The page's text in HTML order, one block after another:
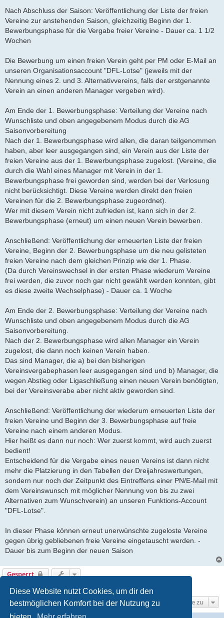
Diese Website nutzt Cookies, um dir den
bestmöglichen Komfort bei der Nutzung zu
Nach Abschluss der Saison: Veröffentlichung der Liste der freien
Vereine zur anstehenden Saison, gleichzeitig Beginn der 1.
Bewerbungsphase für die Vergabe freier Vereine - Dauer ca. 1 1/2
Wochen
Die Bewerbung um einen freien Verein geht per PM oder E-Mail an
unseren Organisationsaccount "DFL-Lotse" (jeweils mit der
Nennung eines 2. und 3. Alternativvereins, falls der erstgenannte
Verein an einen anderen Manager vergeben wird).
Am Ende der 1. Bewerbungsphase: Verteilung der Vereine nach
Wunschliste und oben angegebenem Modus durch die AG
Saisonvorbereitung
Nach der 1. Bewerbungsphase wird allen, die daran teilgenommen
haben, aber leer ausgegangen sind, ein Verein aus der Liste der
freien Vereine aus der 1. Bewerbungsphase zugelost. (Vereine, die
durch die Wahl eines Manager mit Verein in der 1.
Bewerbungsphase frei geworden sind, werden bei der Verlosung
nicht berücksichtigt. Diese Vereine werden direkt den freien
Vereinen für die 2. Bewerbungsphase zugeordnet).
Wer mit diesem Verein nicht zufrieden ist, kann sich in der 2.
Bewerbungsphase (erneut) um einen neuen Verein bewerben.
Anschließend: Veröffentlichung der erneuerten Liste der freien
Vereine, Beginn der 2. Bewerbungsphase um die neu gelisteten
freien Vereine nach dem gleichen Prinzip wie der 1. Phase.
(Da durch Vereinswechsel in der ersten Phase wiederum Vereine
frei werden, die zuvor noch gar nicht gewählt werden konnten, gibt
es diese zweite Wechselphase) - Dauer ca. 1 Woche
Am Ende der 2. Bewerbungsphase: Verteilung der Vereine nach
Wunschliste und oben angegebenem Modus durch die AG
Saisonvorbereitung.
Nach der 2. Bewerbungsphase wird allen Manager ein Verein
zugelost, die dann noch keinen Verein haben.
Das sind Manager, die a) bei den bisherigen
Vereinsvergabephasen leer ausgegangen sind und b) Manager, die
wegen Abstieg oder Ligaschließung einen neuen Verein benötigten,
bei der Vereinsverabe aber nicht aktiv geworden sind.
Anschließend: Veröffentlichung der wiederum erneuerten Liste der
freien Vereine und Beginn der 3. Bewerbungsphase auf freie
Vereine nach einem anderen Modus.
Hier heißt es dann nur noch: Wer zuerst kommt, wird auch zuerst
bedient!
Entscheidend für die Vergabe eines neuen Vereins ist dann nicht
mehr die Platzierung in den Tabellen der Dreijahreswertungen,
sondern nur noch der Zeitpunkt des Eintreffens einer PN/E-Mail mit
dem Vereinswunsch mit möglicher Nennung von bis zu zwei
Alternativen zum Wunschverein) an unseren Funktions-Account
"DFL-Lotse".
In dieser Phase können erneut unerwünschte zugeloste Vereine
gegen übrig gebliebenen freie Vereine eingetauscht werden. -
Dauer bis zum Beginn der neuen Saison
Gesperrt
Gehe zu